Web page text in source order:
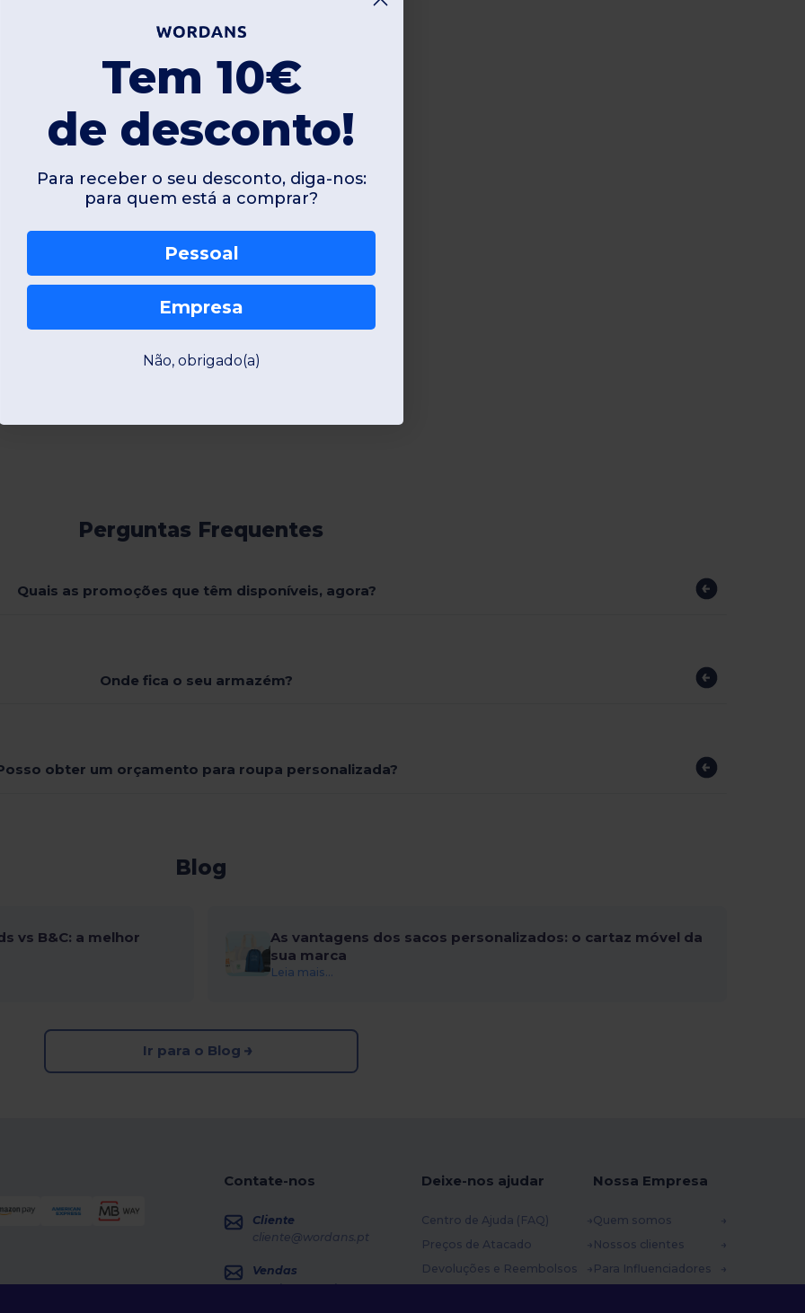
Perguntas Frequentes
Quais as promoções que têm disponíveis, agora?
Onde fica o seu armazém?
obter um orçamento para roupa personalizada?
Blog
vs B&C: a melhor
As vantagens dos sacos personalizados: o cartaz móvel da
sua marca
Leia mais...
Ir para o Blog
Contate-nos
Cliente
cliente@wordans.pt
Vendas
vendas@wordans.pt
Deixe-nos ajudar
Centro de Ajuda (FAQ)
Preços de Atacado
Devoluções e Reembolsos
Nossa Empresa
Quem somos
Nossos clientes
Para Influenciadores
Tem 10€
de desconto!
Para receber o seu desconto, diga-nos:
para quem está a comprar?
Pessoal
Empresa
Não, obrigado(a)